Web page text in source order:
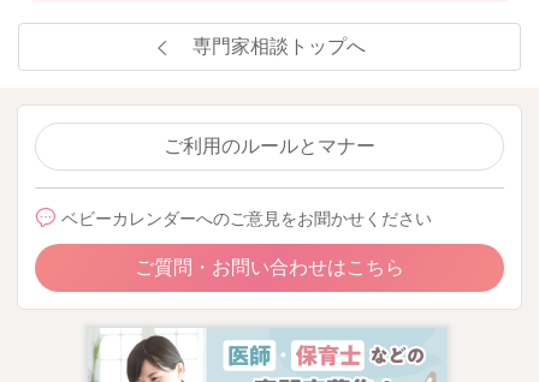
専門家相談トップへ
ご利用のルールとマナー
ベビーカレンダーへのご意見をお聞かせください
ご質問・お問い合わせはこちら